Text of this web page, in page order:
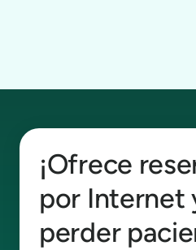
¡Ofrece
por Internet
perder